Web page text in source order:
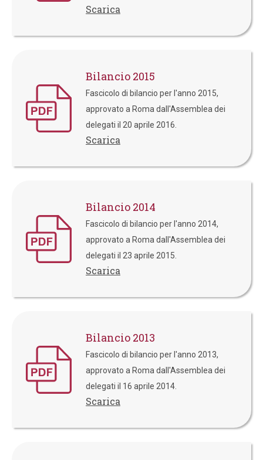
Scarica
Bilancio 2015
Fascicolo di bilancio per l'anno 2015,
approvato a Roma dall'Assemblea dei
delegati il 20 aprile 2016.
Scarica
Bilancio 2014
Fascicolo di bilancio per l'anno 2014,
approvato a Roma dall'Assemblea dei
delegati il 23 aprile 2015.
Scarica
Bilancio 2013
Fascicolo di bilancio per l'anno 2013,
approvato a Roma dall'Assemblea dei
delegati il 16 aprile 2014.
Scarica